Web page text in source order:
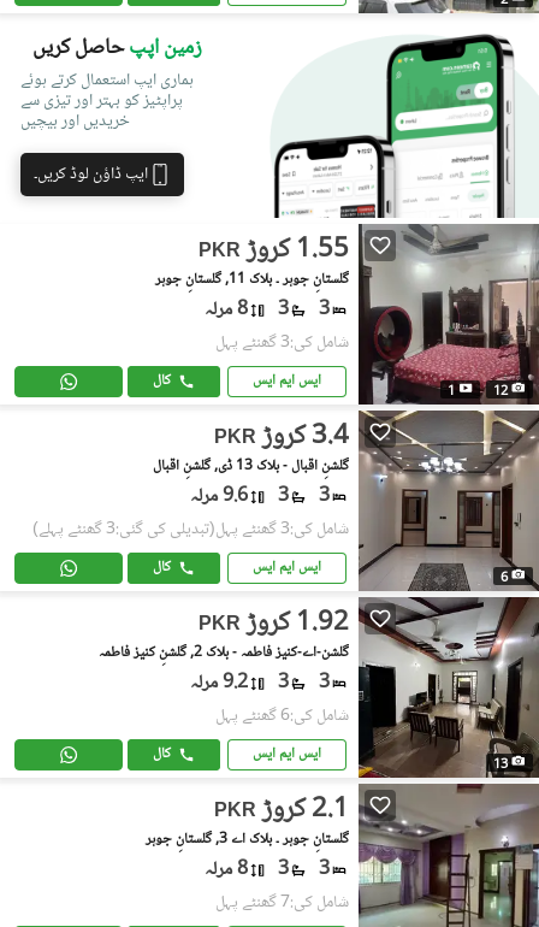
زمین اپپحاصل کریں
ہماری ایپ استعمال کرتے ہوئے
پراپٹیز کو بہتر اور تیزی سے
خریدیں اور بیچیں
ایپ ڈاؤن لوڈ کریں۔
12
1
PKR 1.55 کروڑ
گلستانِِ جوہر ۔ بلاک 11, گلستانِ جوہر
3
3 8 مرلہ
شامل کی:3 گھنٹے پہل
ایس ایم ایس کال
6
PKR 3.4 کروڑ
گلشنِ اقبال - بلاک 13 ڈی, گلشنِ اقبال
3
3 9.6 مرلہ
شامل کی:3 گھنٹے پہل (تبدیلی کی گئی:3 گھنٹے پہلے)
ایس ایم ایس کال
13
PKR 1.92 کروڑ
گلشن-اے-کنیز فاطمہ - بلاک 2, گلشنِ کنیز فاطمہ
3
3 9.2 مرلہ
شامل کی:6 گھنٹے پہل
ایس ایم ایس کال
PKR 2.1 کروڑ
گلستانِِ جوہر ۔ بلاک اے 3, گلستانِ جوہر
3
3 8 مرلہ
شامل کی:7 گھنٹے پہل